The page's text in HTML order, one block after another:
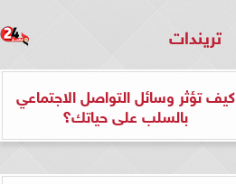
تريندات
كيف تؤثر وسائل التواصل الاجتماعي
بالسلب على حياتك؟